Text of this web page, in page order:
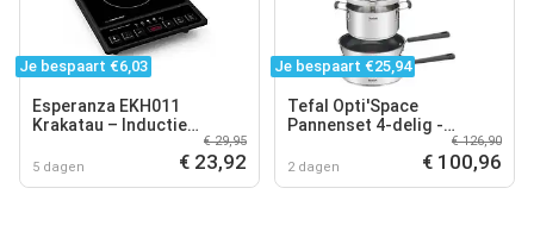
Je bespaart €6,03
Esperanza EKH011
Krakatau – Inductie
Kookplaat – Vrijstaand
5 dagen
€ 29,95
€ 23,92
Je bespaart €25,94
Tefal Opti'Space
Pannenset 4-delig -
2 dagen
€ 126,90
€ 100,96